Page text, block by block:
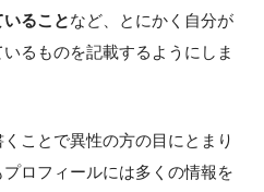
ることなど、とにかく自分が
るものを記載するようにしま
ことで異性の方の目にとまり
ロフィールには多くの情報を